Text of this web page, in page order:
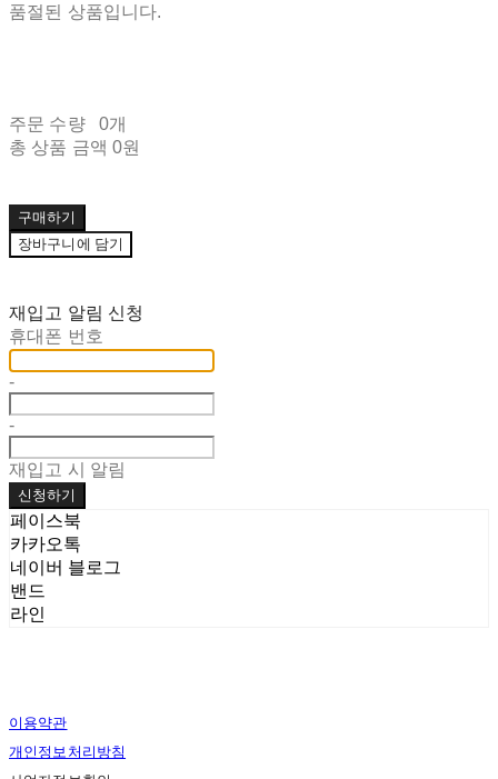
품절된 상품입니다.
주문 수량
0개
총 상품 금액 0원
구매하기
장바구니에 담기
재입고 알림 신청
휴대폰 번호
-
-
재입고 시 알림
신청하기
페이스북
카카오톡
네이버 블로그
밴드
라인
이용약관
개인정보처리방침